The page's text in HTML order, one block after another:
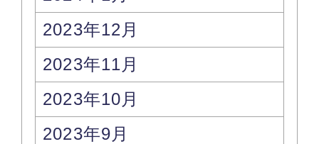
2023年12月
2023年11月
2023年10月
2023年9月